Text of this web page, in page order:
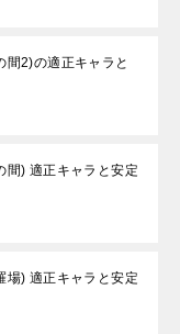
間2)の適正キャラと
間) 適正キャラと安定
場) 適正キャラと安定